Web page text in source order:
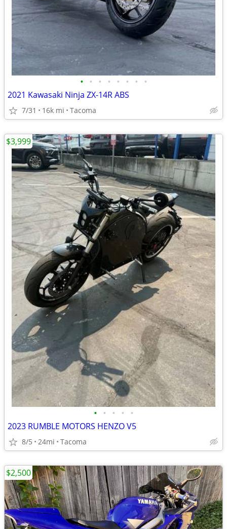
• • • • • • • •
2021 Kawasaki Ninja ZX-14R ABS
7/31 16k mi Tacoma
• • • • •
2023 RUMBLE MOTORS HENZO V5
8/5 24mi Tacoma
$3,999
$2,500